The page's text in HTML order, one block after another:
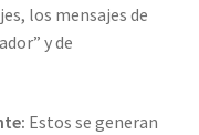
los mensajes de
y de
Estos se generan